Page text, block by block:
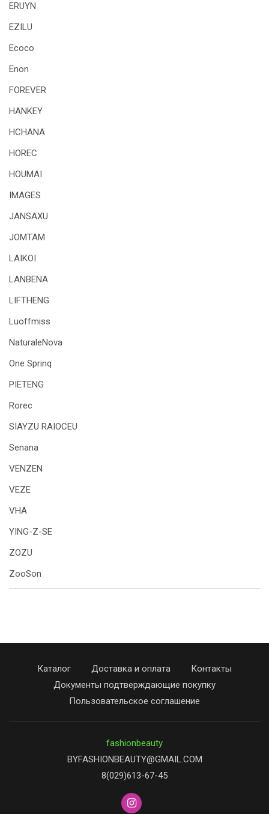
ERUYN
EZILU
Ecoco
Enon
FOREVER
HANKEY
HCHANA
HOREC
HOUMAI
IMAGES
JANSAXU
JOMTAM
LAIKOI
LANBENA
LIFTHENG
Luoffmiss
NaturaleNova
One Sprinq
PIETENG
Rorec
SIAYZU RAIOCEU
Senana
VENZEN
VEZE
VHA
YING-Z-SE
ZOZU
ZooSon
Каталог Доставка и оплата
Контакты
Документы подтверждающие покупку
Пользовательское соглашение
fashionbeauty
BYFASHIONBEAUTY@GMAIL.COM
8(029)613-67-45